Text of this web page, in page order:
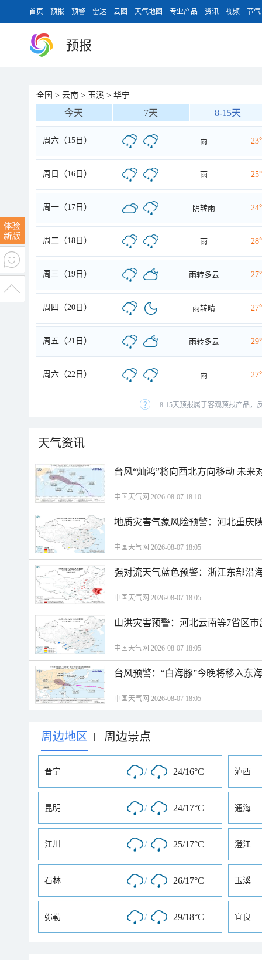
首页 预报 预警 雷达 云图 天气地图 专业产品 资讯 视频 节气
预报
全国 > 云南 > 玉溪 > 华宁
今天 7天 8-15天
周六（15日） 雨
周日（16日） 雨
周一（17日） 阴转雨
周二（18日） 雨
周三（19日） 雨转多云
周四（20日） 雨转晴
周五（21日） 雨转多云
周六（22日） 雨
8-15天预报属于客观预报产品，
天气资讯
台风“灿鸿”将向西北方向移动 未来
中国天气网 2026-08-07 18:10
地质灾害气象风险预警：河北重庆
中国天气网 2026-08-07 18:05
强对流天气蓝色预警：浙江东部沿
中国天气网 2026-08-07 18:05
山洪灾害预警：河北云南等7省区
中国天气网 2026-08-07 18:05
台风预警：“白海豚”今晚将移入东
中国天气网 2026-08-07 18:05
周边地区 | 周边景点
晋宁 / 24/16°C 泸西
昆明 / 24/17°C 通海
江川 / 25/17°C 澄江
石林 / 26/17°C 玉溪
弥勒 / 29/18°C 宜良